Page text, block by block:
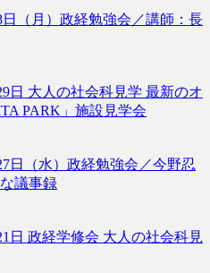
日（月）政経勉強会／講師：長
日 大人の社会科見学 最新のオ
PARK」施設見学会
日（水）政経勉強会／今野忍
議事録
日 政経学修会 大人の社会科見